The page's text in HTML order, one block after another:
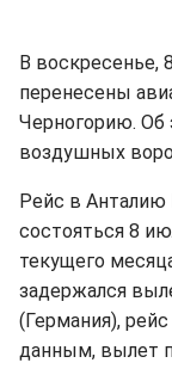
В воскресенье,
перенесены
Черногорию. Об
воздушных
Рейс в Анталию
состояться 8
текущего
задержался
(Германия),
данным, вылет